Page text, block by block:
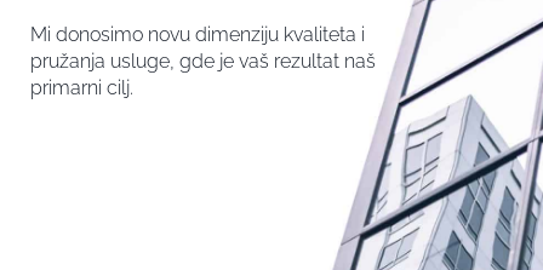
Mi donosimo novu dimenziju kvaliteta i
pružanja usluge, gde je vaš rezultat naš
primarni cilj.